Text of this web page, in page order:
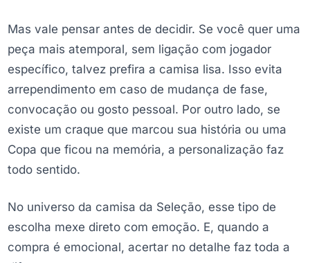
Mas vale pensar antes de decidir. Se você quer uma
peça mais atemporal, sem ligação com jogador
específico, talvez prefira a camisa lisa. Isso evita
arrependimento em caso de mudança de fase,
convocação ou gosto pessoal. Por outro lado, se
existe um craque que marcou sua história ou uma
Copa que ficou na memória, a personalização faz
todo sentido.
No universo da camisa da Seleção, esse tipo de
escolha mexe direto com emoção. E, quando a
compra é emocional, acertar no detalhe faz toda a